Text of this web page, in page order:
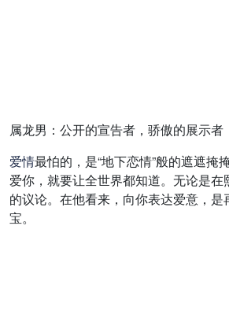
属龙男：公开的宣告者，骄傲的展示者
爱情最怕的，是“地下恋情”般的遮遮掩
爱你，就要让全世界都知道。无论是
的议论。在他看来，向你表达爱意，
宝。